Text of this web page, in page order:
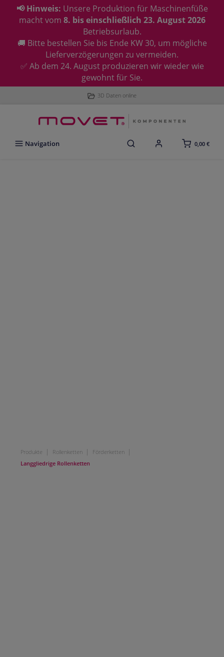
📢 Hinweis: Unsere Produktion für Maschinenfüße
macht vom 8. bis einschließlich 23. August 2026
Betriebsurlaub.
🚚 Bitte bestellen Sie bis Ende KW 30, um mögliche
Lieferverzögerungen zu vermeiden.
✅ Ab dem 24. August produzieren wir wieder wie
gewohnt für Sie.
3D Daten online
Navigation 0,00 €
Produkte | Rollenketten | Förderketten |
Langgliedrige Rollenketten